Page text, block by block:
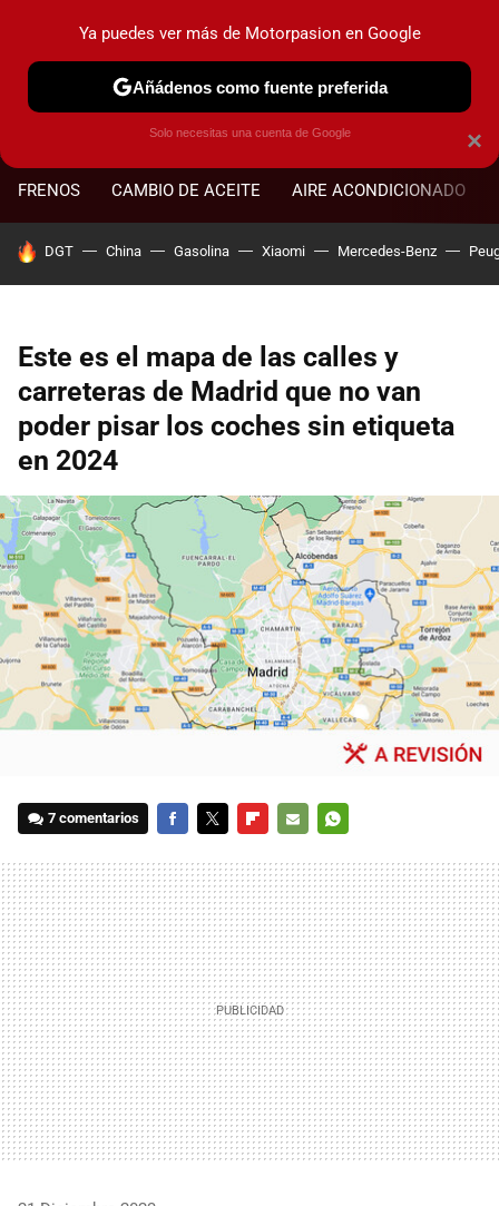
FRENOS CAMBIO DE ACEITE AIRE ACONDICIONADO
HOY SE HABLA DE
DGT China Gasolina Xiaomi Mercedes-Benz
Este es el mapa de las calles y
carreteras de Madrid que no van
poder pisar los coches sin etiqueta
en 2024
7 comentarios
MAIL
×
Ya puedes ver más de Motorpasion en Google
Añádenos como fuente preferida
Solo necesitas una cuenta de Google